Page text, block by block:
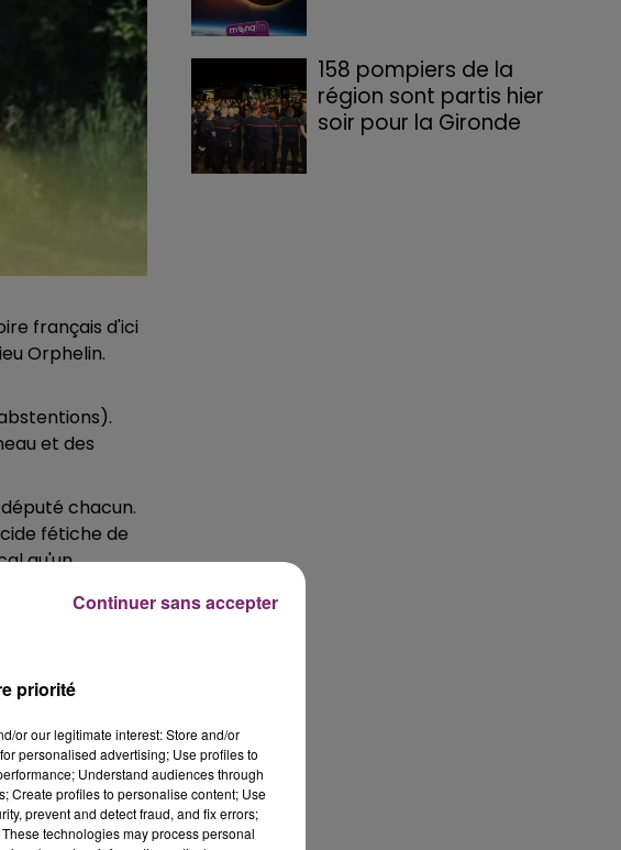
français d'ici
Orphelin.
et des
chacun.
fétiche de
qu'un
rejeté,
158 pompiers de la
région sont partis hier
soir pour la Gironde
priorité
or our legitimate interest: Store and/or
personalised advertising; Use profiles to
Understand audiences through
Create profiles to personalise content; Use
prevent and detect fraud, and fix errors;
technologies may process personal
Continuer sans accepter